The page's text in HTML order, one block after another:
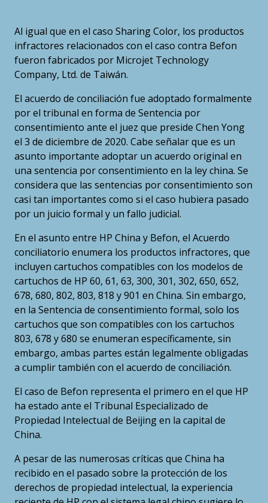
Al igual que en el caso Sharing Color, los productos
infractores relacionados con el caso contra Befon
fueron fabricados por Microjet Technology
Company, Ltd. de Taiwán.
El acuerdo de conciliación fue adoptado formalmente
por el tribunal en forma de Sentencia por
consentimiento ante el juez que preside Chen Yong
el 3 de diciembre de 2020. Cabe señalar que es un
asunto importante adoptar un acuerdo original en
una sentencia por consentimiento en la ley china. Se
considera que las sentencias por consentimiento son
casi tan importantes como si el caso hubiera pasado
por un juicio formal y un fallo judicial.
En el asunto entre HP China y Befon, el Acuerdo
conciliatorio enumera los productos infractores, que
incluyen cartuchos compatibles con los modelos de
cartuchos de HP 60, 61, 63, 300, 301, 302, 650, 652,
678, 680, 802, 803, 818 y 901 en China. Sin embargo,
en la Sentencia de consentimiento formal, solo los
cartuchos que son compatibles con los cartuchos
803, 678 y 680 se enumeran específicamente, sin
embargo, ambas partes están legalmente obligadas
a cumplir también con el acuerdo de conciliación.
El caso de Befon representa el primero en el que HP
ha estado ante el Tribunal Especializado de
Propiedad Intelectual de Beijing en la capital de
China.
A pesar de las numerosas críticas que China ha
recibido en el pasado sobre la protección de los
derechos de propiedad intelectual, la experiencia